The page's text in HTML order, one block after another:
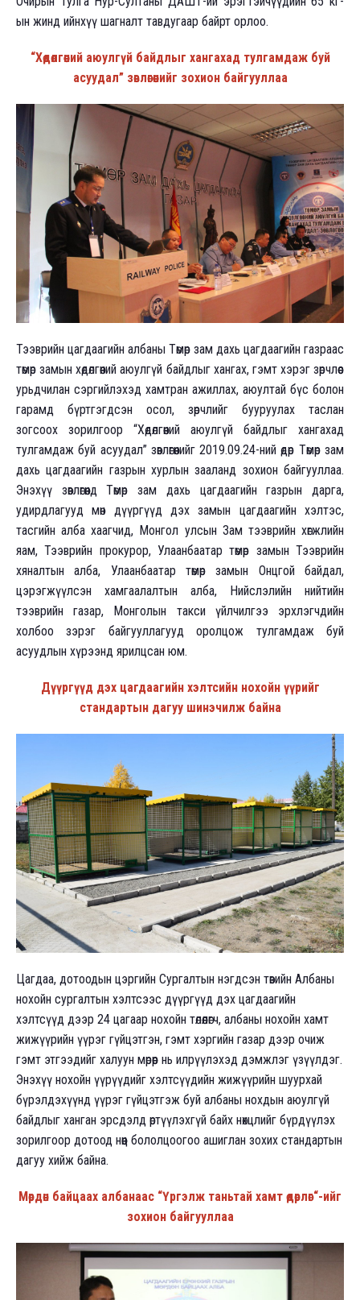
ын жинд ийнхүү шагналт тавдугаар байрт орлоо.
“Хөдөлгөөний аюулгүй байдлыг хангахад тулгамдаж буй
асуудал” зөвлөгөөнийг зохион байгууллаа
Тээврийн цагдаагийн албаны Төмөр зам дахь цагдаагийн газраас
төмөр замын хөдөлгөөний аюулгүй байдлыг хангах, гэмт хэрэг зөрчлөөс
урьдчилан сэргийлэхэд хамтран ажиллах, аюултай бүс болон
гарамд бүртгэгдсэн осол, зөрчлийг бууруулах таслан
зогсоох зорилгоор “Хөдөлгөөний аюулгүй байдлыг хангахад
тулгамдаж буй асуудал” зөвлөгөөнийг 2019.09.24-ний өдөр Төмөр зам
дахь цагдаагийн газрын хурлын зааланд зохион байгууллаа.
Энэхүү зөвлөгөөнд Төмөр зам дахь цагдаагийн газрын дарга,
удирдлагууд мөн дүүргүүд дэх замын цагдаагийн хэлтэс,
тасгийн алба хаагчид, Монгол улсын Зам тээврийн хөгжлийн
яам, Тээврийн прокурор, Улаанбаатар төмөр замын Тээврийн
хяналтын алба, Улаанбаатар төмөр замын Онцгой байдал,
цэрэгжүүлсэн хамгаалалтын алба, Нийслэлийн нийтийн
тээврийн газар, Монголын такси үйлчилгээ эрхлэгчдийн
холбоо зэрэг байгууллагууд оролцож тулгамдаж буй
асуудлын хүрээнд ярилцсан юм.
Дүүргүүд дэх цагдаагийн хэлтсийн нохойн үүрийг
стандартын дагуу шинэчилж байна
Цагдаа, дотоодын цэргийн Сургалтын нэгдсэн төвийн Албаны
нохойн сургалтын хэлтсээс дүүргүүд дэх цагдаагийн
хэлтсүүд дээр 24 цагаар нохойн төлөөлөгч, албаны нохойн хамт
жижүүрийн үүрэг гүйцэтгэн, гэмт хэргийн газар дээр очиж
гэмт этгээдийг халуун мөрөөр нь илрүүлэхэд дэмжлэг үзүүлдэг.
Энэхүү нохойн үүрүүдийг хэлтсүүдийн жижүүрийн шуурхай
бүрэлдэхүүнд үүрэг гүйцэтгэж буй албаны нохдын аюулгүй
байдлыг ханган эрсдэлд өртүүлэхгүй байх нөхцлийг бүрдүүлэх
зорилгоор дотоод нөөц бололцоогоо ашиглан зохих стандартын
дагуу хийж байна.
Мөрдөн байцаах албанаас “Үргэлж таньтай хамт өдөрлөг“-ийг
зохион байгууллаа